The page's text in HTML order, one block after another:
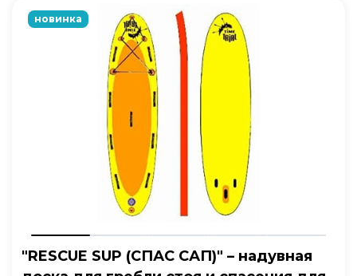
новинка
"RESCUE SUP (СПАС САП)" – надувная